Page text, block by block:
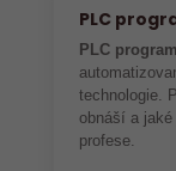
PLC
PLC
technologie.
obnáší a jaké
profese.